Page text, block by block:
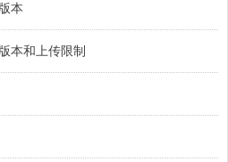
本
本和上传限制